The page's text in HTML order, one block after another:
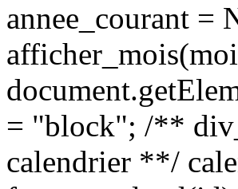
annee_courant =
= "block"; /**
calendrier **/